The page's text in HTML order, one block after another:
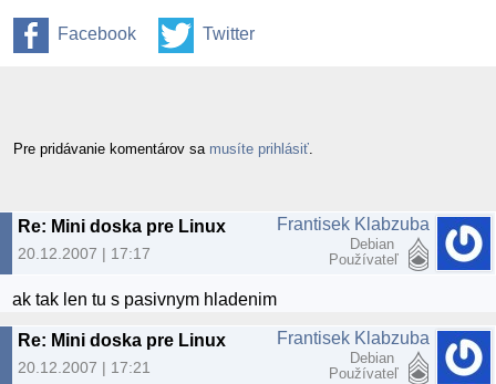
Facebook Twitter
Pre pridávanie komentárov sa musíte prihlásiť
Re: Mini doska pre Linux
20.12.2007 | 17:17
Frantisek Klabzuba
Debian
Používateľ
ak tak len tu s pasivnym hladenim
Re: Mini doska pre Linux
20.12.2007 | 17:21
Frantisek Klabzuba
Debian
Používateľ